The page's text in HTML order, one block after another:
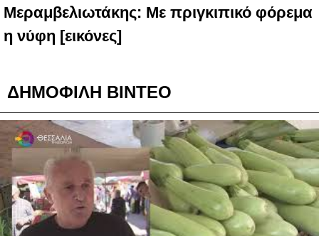
Μεραμβελιωτάκης: Με πριγκιπικό φόρεμα
η νύφη [εικόνες]
ΔΗΜΟΦΙΛΗ ΒΙΝΤΕΟ